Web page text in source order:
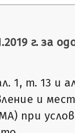
г. за
1, т. 13 и
и
при